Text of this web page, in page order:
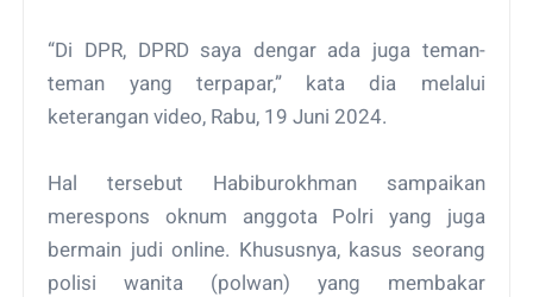
“Di DPR, DPRD saya dengar ada juga teman-
teman yang terpapar,” kata dia melalui
keterangan video, Rabu, 19 Juni 2024.
Hal tersebut Habiburokhman sampaikan
merespons oknum anggota Polri yang juga
bermain judi online. Khususnya, kasus seorang
polisi wanita (polwan) yang membakar